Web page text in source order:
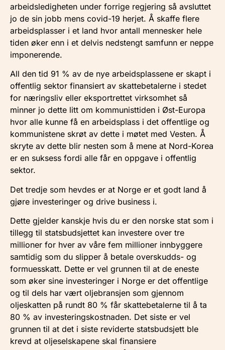
arbeidsledigheten under forrige regjering så avsluttet
jo de sin jobb mens covid-19 herjet. Å skaffe flere
arbeidsplasser i et land hvor antall mennesker hele
tiden øker enn i et delvis nedstengt samfunn er neppe
imponerende.
All den tid 91 % av de nye arbeidsplassene er skapt i
offentlig sektor finansiert av skattebetalerne i stedet
for næringsliv eller eksportrettet virksomhet så
minner jo dette litt om kommunisttiden i Øst-Europa
hvor alle kunne få en arbeidsplass i det offentlige og
kommunistene skrøt av dette i møtet med Vesten. Å
skryte av dette blir nesten som å mene at Nord-Korea
er en suksess fordi alle får en oppgave i offentlig
sektor.
Det tredje som hevdes er at Norge er et godt land å
gjøre investeringer og drive business i.
Dette gjelder kanskje hvis du er den norske stat som i
tillegg til statsbudsjettet kan investere over tre
millioner for hver av våre fem millioner innbyggere
samtidig som du slipper å betale overskudds- og
formuesskatt. Dette er vel grunnen til at de eneste
som øker sine investeringer i Norge er det offentlige
og til dels har vært oljebransjen som gjennom
oljeskatten på rundt 80 % får skattebetalerne til å ta
80 % av investeringskostnaden. Det siste er vel
grunnen til at det i siste reviderte statsbudsjett ble
krevd at oljeselskapene skal finansiere